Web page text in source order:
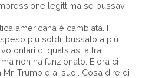
legittima se bussavi
americana è cambiata. I
più soldi, bussato a più
di qualsiasi altra
non ha funzionato. E ora ci
Trump e ai suoi. Cosa dire di